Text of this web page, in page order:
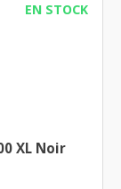
EN STOCK
XL Noir